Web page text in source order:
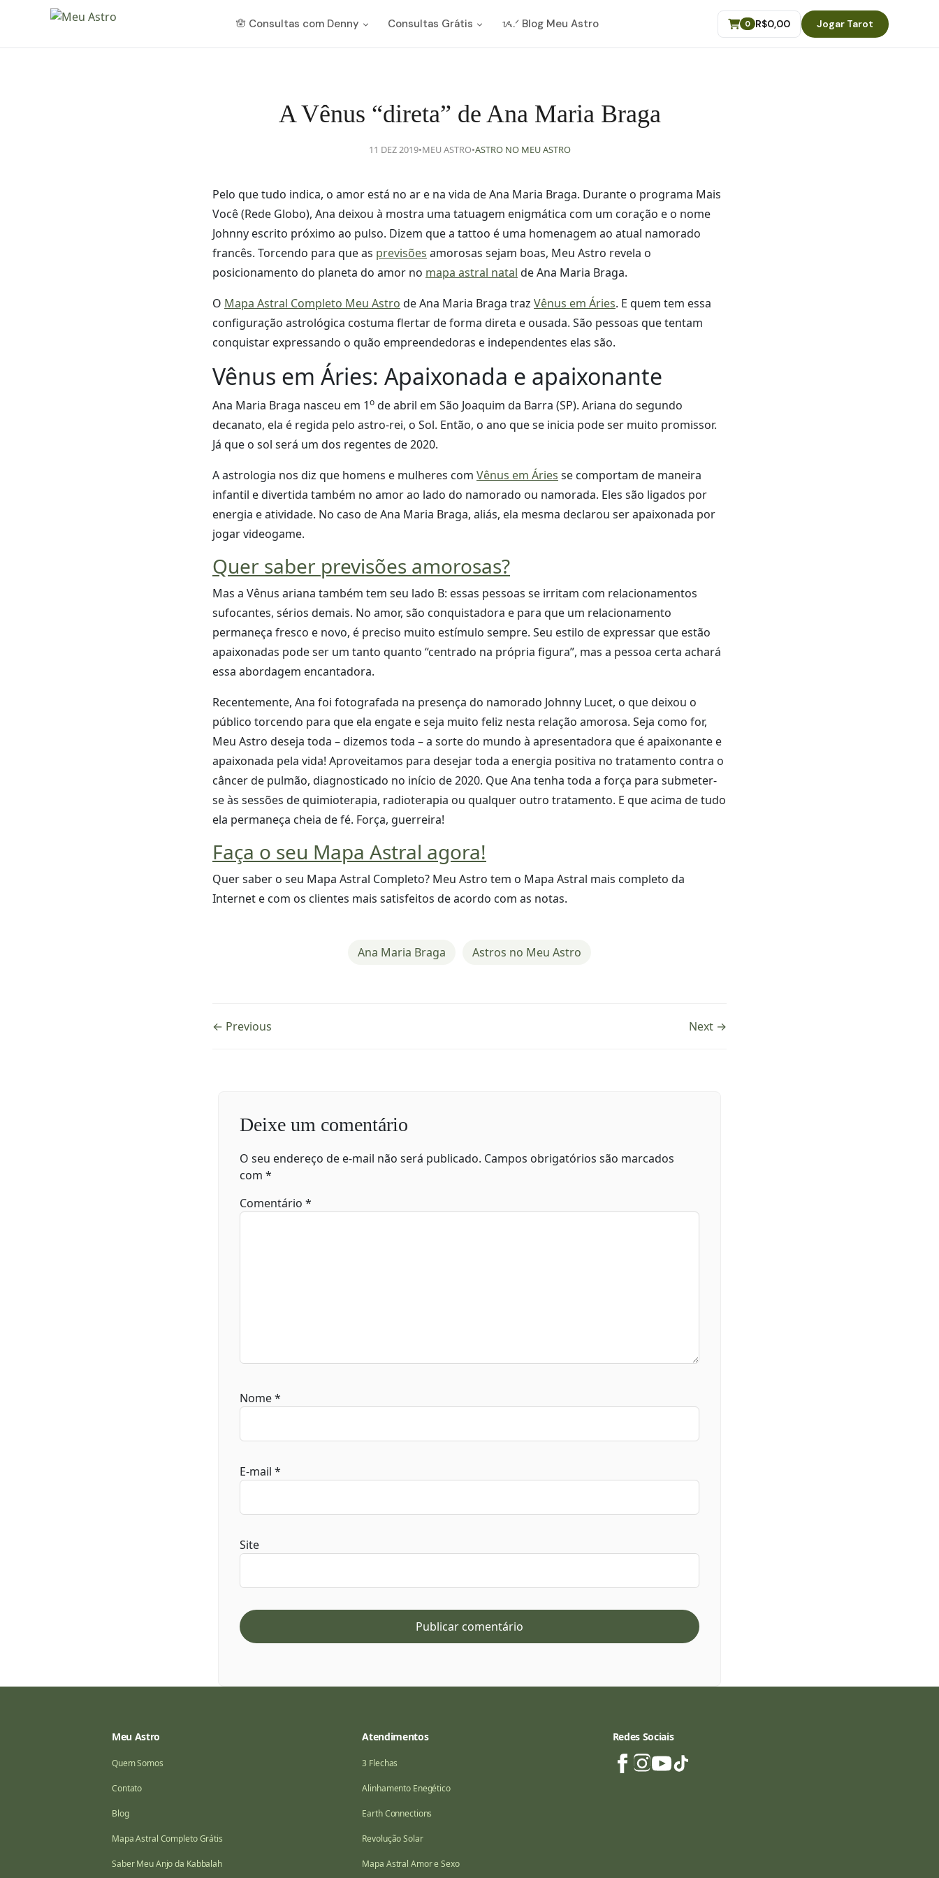
🪬 Consultas com Denny Consultas Grátis ᝰ.ᐟ Blog Meu Astro 0 R$0,00 Jogar Tarot
A Vênus “direta” de Ana Maria Braga
11 DEZ 2019•MEU ASTRO•ASTRO NO MEU ASTRO
Pelo que tudo indica, o amor está no ar e na vida de Ana Maria Braga. Durante o programa Mais
Você (Rede Globo), Ana deixou à mostra uma tatuagem enigmática com um coração e o nome
Johnny escrito próximo ao pulso. Dizem que a tattoo é uma homenagem ao atual namorado
francês. Torcendo para que as previsões amorosas sejam boas, Meu Astro revela o
posicionamento do planeta do amor no mapa astral natal de Ana Maria Braga.
O Mapa Astral Completo Meu Astro de Ana Maria Braga traz Vênus em Áries. E quem tem essa
configuração astrológica costuma flertar de forma direta e ousada. São pessoas que tentam
conquistar expressando o quão empreendedoras e independentes elas são.
Vênus em Áries: Apaixonada e apaixonante
Ana Maria Braga nasceu em 1o de abril em São Joaquim da Barra (SP). Ariana do segundo
decanato, ela é regida pelo astro-rei, o Sol. Então, o ano que se inicia pode ser muito promissor.
Já que o sol será um dos regentes de 2020.
A astrologia nos diz que homens e mulheres com Vênus em Áries se comportam de maneira
infantil e divertida também no amor ao lado do namorado ou namorada. Eles são ligados por
energia e atividade. No caso de Ana Maria Braga, aliás, ela mesma declarou ser apaixonada por
jogar videogame.
Quer saber previsões amorosas?
Mas a Vênus ariana também tem seu lado B: essas pessoas se irritam com relacionamentos
sufocantes, sérios demais. No amor, são conquistadora e para que um relacionamento
permaneça fresco e novo, é preciso muito estímulo sempre. Seu estilo de expressar que estão
apaixonadas pode ser um tanto quanto “centrado na própria figura”, mas a pessoa certa achará
essa abordagem encantadora.
Recentemente, Ana foi fotografada na presença do namorado Johnny Lucet, o que deixou o
público torcendo para que ela engate e seja muito feliz nesta relação amorosa. Seja como for,
Meu Astro deseja toda – dizemos toda – a sorte do mundo à apresentadora que é apaixonante e
apaixonada pela vida! Aproveitamos para desejar toda a energia positiva no tratamento contra o
câncer de pulmão, diagnosticado no início de 2020. Que Ana tenha toda a força para submeter-
se às sessões de quimioterapia, radioterapia ou qualquer outro tratamento. E que acima de tudo
ela permaneça cheia de fé. Força, guerreira!
Faça o seu Mapa Astral agora!
Quer saber o seu Mapa Astral Completo? Meu Astro tem o Mapa Astral mais completo da
Internet e com os clientes mais satisfeitos de acordo com as notas.
Ana Maria Braga Astros no Meu Astro
← Previous Next →
Deixe um comentário
O seu endereço de e-mail não será publicado. Campos obrigatórios são marcados
com *
Comentário *
Nome*
E-mail *
Site
Meu Astro
Quem Somos
Contato
Blog
Mapa Astral Completo Grátis
Saber Meu Anjo da Kabbalah
Atendimentos
3 Flechas
Alinhamento Enegético
Earth Connections
Revolução Solar
Mapa Astral Amor e Sexo
Redes Sociais